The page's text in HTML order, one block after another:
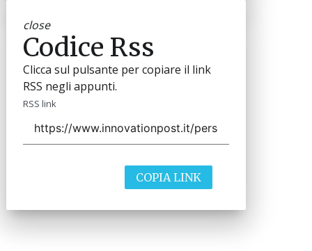
close
Codice Rss
Clicca sul pulsante per copiare il link
RSS negli appunti.
RSS link
COPIA LINK